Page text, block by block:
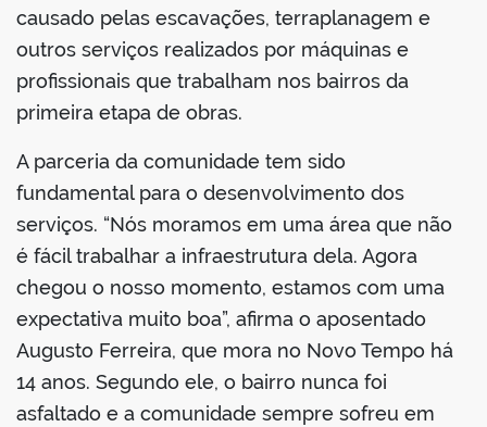
causado pelas escavações, terraplanagem e
outros serviços realizados por máquinas e
profissionais que trabalham nos bairros da
primeira etapa de obras.
A parceria da comunidade tem sido
fundamental para o desenvolvimento dos
serviços. “Nós moramos em uma área que não
é fácil trabalhar a infraestrutura dela. Agora
chegou o nosso momento, estamos com uma
expectativa muito boa”, afirma o aposentado
Augusto Ferreira, que mora no Novo Tempo há
14 anos. Segundo ele, o bairro nunca foi
asfaltado e a comunidade sempre sofreu em